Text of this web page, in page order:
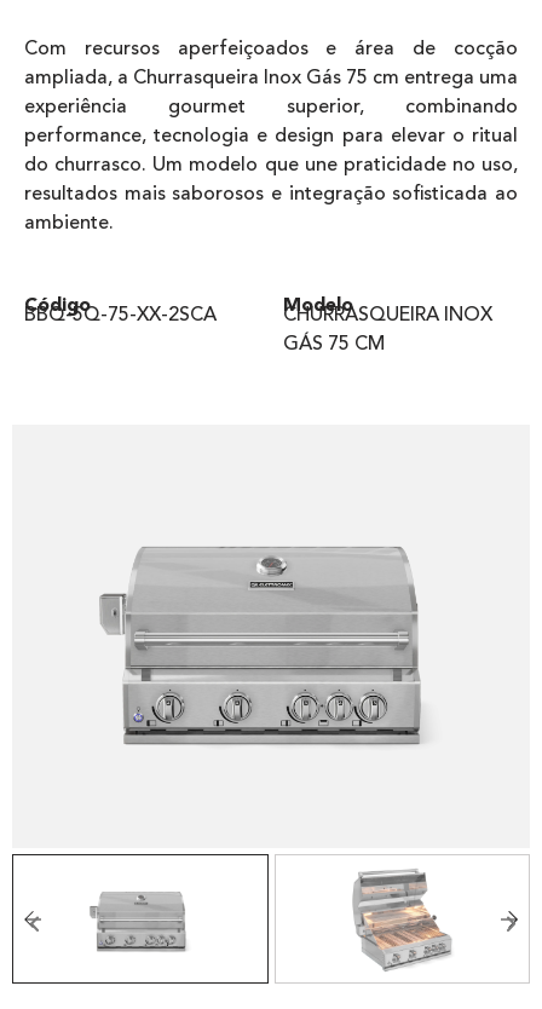
Com recursos aperfeiçoados e área de cocção
ampliada, a Churrasqueira Inox Gás 75 cm entrega uma
experiência gourmet superior, combinando
performance, tecnologia e design para elevar o ritual
do churrasco. Um modelo que une praticidade no uso,
resultados mais saborosos e integração sofisticada ao
ambiente.
Código
BBQ-5Q-75-XX-2SCA Modelo
CHURRASQUEIRA INOX
GÁS 75 CM